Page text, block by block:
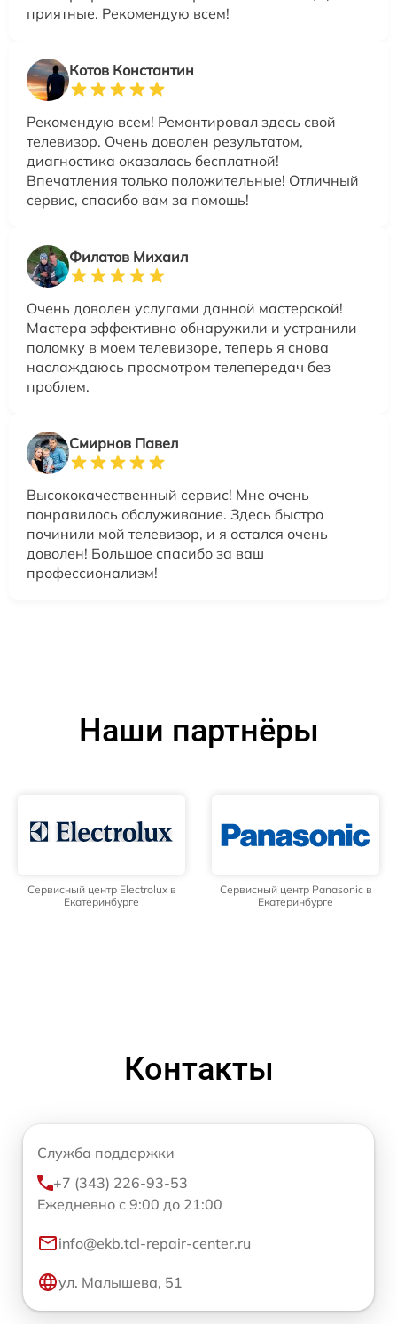
приятные. Рекомендую всем!
Котов Константин
Рекомендую всем! Ремонтировал здесь свой
телевизор. Очень доволен результатом,
диагностика оказалась бесплатной!
Впечатления только положительные! Отличный
сервис, спасибо вам за помощь!
Филатов Михаил
Очень доволен услугами данной мастерской!
Мастера эффективно обнаружили и устранили
поломку в моем телевизоре, теперь я снова
наслаждаюсь просмотром телепередач без
проблем.
Смирнов Павел
Высококачественный сервис! Мне очень
понравилось обслуживание. Здесь быстро
починили мой телевизор, и я остался очень
доволен! Большое спасибо за ваш
профессионализм!
Наши партнёры
Сервисный центр Electrolux в
Екатеринбурге
Сервисный центр Panasonic в
Екатеринбурге
Контакты
Служба поддержки
+7 (343) 226-93-53
Ежедневно с 9:00 до 21:00
info@ekb.tcl-repair-center.ru
ул. Малышева, 51